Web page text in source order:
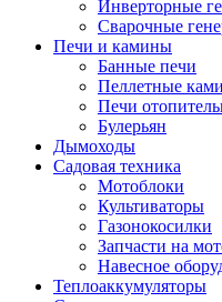
Инверторные
Сварочные
Печи и камины
Банные печи
Пеллетные
Печи
Булерьян
Дымоходы
Садовая техника
Мотоблоки
Культиваторы
Газонокосилки
Запчасти на
Навесное
Теплоаккумуляторы